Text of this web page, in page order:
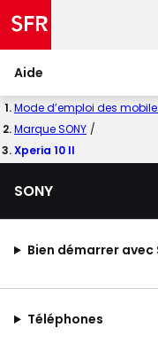
Aide
Mode d’emploi des
Marque SONY
Xperia 10 II
SONY
Bien démarrer avec
Téléphones